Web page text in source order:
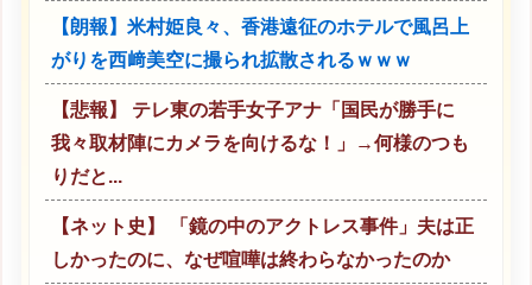
【朗報】米村姫良々、香港遠征のホテルで風呂上
がりを西﨑美空に撮られ拡散されるｗｗｗ
【悲報】 テレ東の若手女子アナ「国民が勝手に
我々取材陣にカメラを向けるな！」→何様のつも
りだと...
【ネット史】 「鏡の中のアクトレス事件」夫は正
しかったのに、なぜ喧嘩は終わらなかったのか